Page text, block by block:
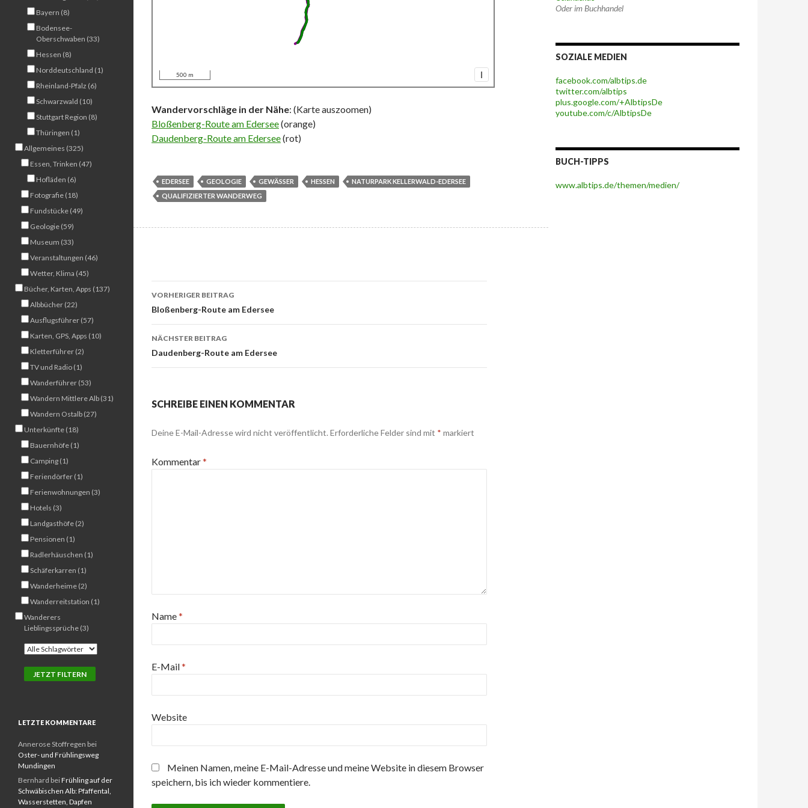
I
500 m
Wandervorschläge in der Nähe: (Karte auszoomen)
Bloßenberg-Route am Edersee(orange)
Daudenberg-Route am Edersee(rot)
EDERSEE GEOLOGIE GEWÄSSER HESSEN
NATURPARK KELLERWALD-EDERSEE
QUALIFIZIERTER WANDERWEG
Beitrags-
Navigation
VORHERIGER BEITRAG
Bloßenberg-Route am Edersee
NÄCHSTER BEITRAG
Daudenberg-Route am Edersee
SCHREIBE EINEN KOMMENTAR
Deine E-Mail-Adresse wird nicht veröffentlicht. Erforderliche Felder sind mit * markiert
Kommentar*
Name*
E-Mail*
Website
Meinen Namen, meine E-Mail-Adresse und meine Website in diesem Browser
speichern, bis ich wieder kommentiere.
Oder im Buchhandel
SOZIALE MEDIEN
facebook.com/albtips.de
twitter.com/albtips
plus.google.com/+AlbtipsDe
youtube.com/c/AlbtipsDe
BUCH-TIPPS
www.albtips.de/themen/medien/
Bayern (8)
Bodensee-
Oberschwaben (33)
Hessen (8)
Norddeutschland (1)
Rheinland-Pfalz (6)
Schwarzwald (10)
Stuttgart Region (8)
Thüringen (1)
Allgemeines (325)
Essen, Trinken (47)
Hofläden (6)
Fotografie (18)
Fundstücke (49)
Geologie (59)
Museum (33)
Veranstaltungen (46)
Wetter, Klima (45)
Bücher, Karten, Apps (137)
Albbücher (22)
Ausflugsführer (57)
Karten, GPS, Apps (10)
Kletterführer (2)
TV und Radio (1)
Wanderführer (53)
Wandern Mittlere Alb (31)
Wandern Ostalb (27)
Unterkünfte (18)
Bauernhöfe (1)
Camping (1)
Feriendörfer (1)
Ferienwohnungen (3)
Hotels (3)
Landgasthöfe (2)
Pensionen (1)
Radlerhäuschen (1)
Schäferkarren (1)
Wanderheime (2)
Wanderreitstation (1)
Wanderers
Lieblingssprüche (3)
LETZTE KOMMENTARE
Annerose Stoffregen bei
Oster- und Frühlingsweg
Mundingen
Bernhard beiFrühling auf der
Schwäbischen Alb: Pfaffental,
Wasserstetten, Dapfen